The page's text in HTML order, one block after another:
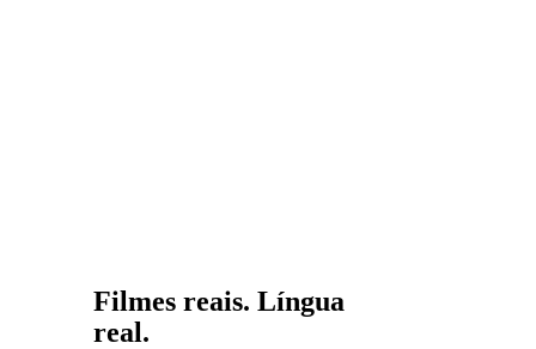
Filmes reais. Língua
real.